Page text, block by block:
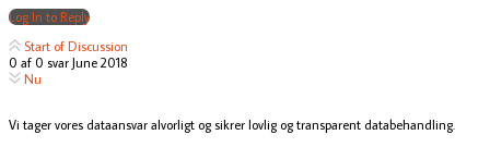
Log In to Reply
Start of Discussion
0 af 0 svar June 2018
Nu
Vi tager vores dataansvar alvorligt og sikrer lovlig og transparent databehandling.